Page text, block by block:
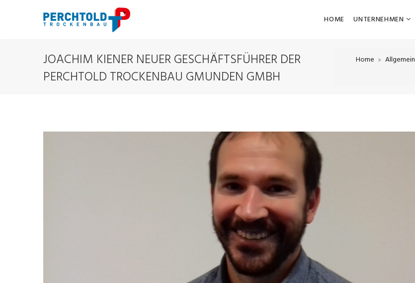
HOME UNTERNEHMEN
JOACHIM KIENER NEUER GESCHÄFTSFÜHRER DER
PERCHTOLD TROCKENBAU GMUNDEN GMBH
Home Allgemein